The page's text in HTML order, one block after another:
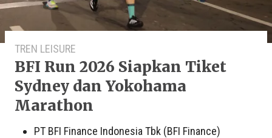
TREN LEISURE
BFI Run 2026 Siapkan Tiket
Sydney dan Yokohama
Marathon
PT BFI Finance Indonesia Tbk (BFI Finance)